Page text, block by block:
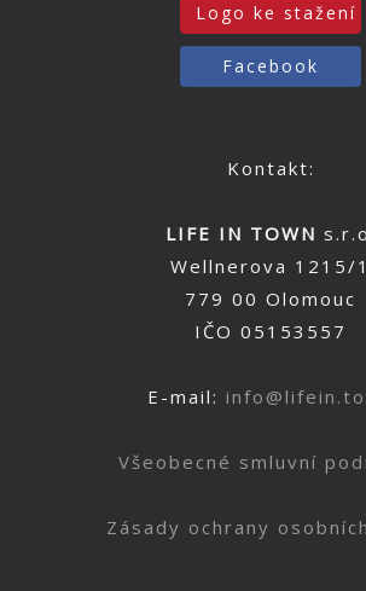
Logo ke stažení
Facebook
Kontakt:
LIFE IN TOWN
Wellnerova 1215/1
779 00 Olomouc
IČO 05153557
E-mail:
Všeobecné smluvní
Zásady ochrany